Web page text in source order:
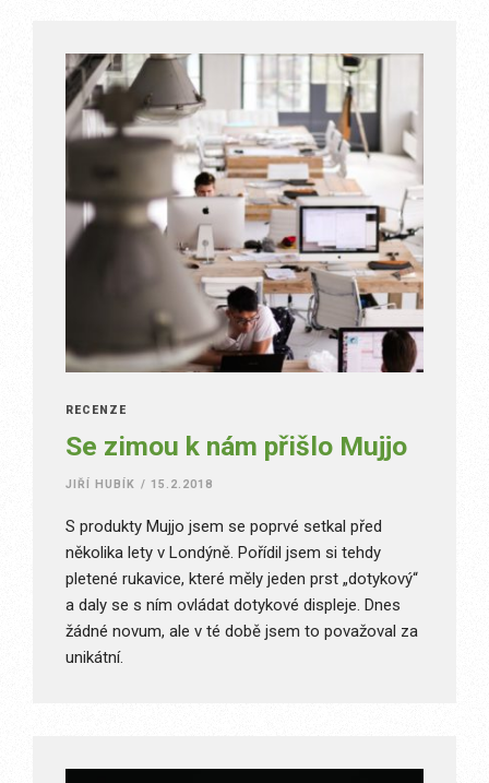
RECENZE
Se zimou k nám přišlo Mujjo
JIŘÍ HUBÍK / 15.2.2018
S produkty Mujjo jsem se poprvé setkal před
několika lety v Londýně. Pořídil jsem si tehdy
pletené rukavice, které měly jeden prst „dotykový“
a daly se s ním ovládat dotykové displeje. Dnes
žádné novum, ale v té době jsem to považoval za
unikátní.